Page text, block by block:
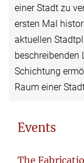
einer Stadt zu
ersten Mal
aktuellen
beschreibenden
Schichtung
Raum einer
Events
The